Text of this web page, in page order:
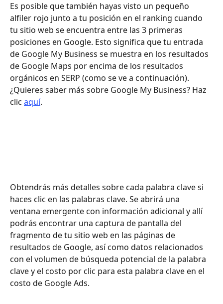
Es posible que también hayas visto un pequeño
alfiler rojo junto a tu posición en el ranking cuando
tu sitio web se encuentra entre las 3 primeras
posiciones en Google. Esto significa que tu entrada
de Google My Business se muestra en los resultados
de Google Maps por encima de los resultados
orgánicos en SERP (como se ve a continuación).
¿Quieres saber más sobre Google My Business? Haz
clic aquí.
Obtendrás más detalles sobre cada palabra clave si
haces clic en las palabras clave. Se abrirá una
ventana emergente con información adicional y allí
podrás encontrar una captura de pantalla del
fragmento de tu sitio web en las páginas de
resultados de Google, así como datos relacionados
con el volumen de búsqueda potencial de la palabra
clave y el costo por clic para esta palabra clave en el
costo de Google Ads.